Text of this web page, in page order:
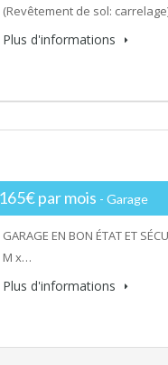
(Revêtement de sol:
Plus d'informations
165€ par mois - Garage
GARAGE EN BON ÉTAT ET
M x…
Plus d'informations